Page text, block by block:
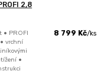
2,8
• PROFI
vrchní
•
8 799 Kč/ks